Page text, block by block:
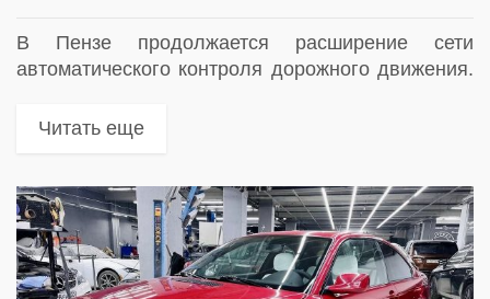
В Пензе продолжается расширение сети
автоматического контроля дорожного движения.
эксплуатацию еще три новых комплекса
Читать еще